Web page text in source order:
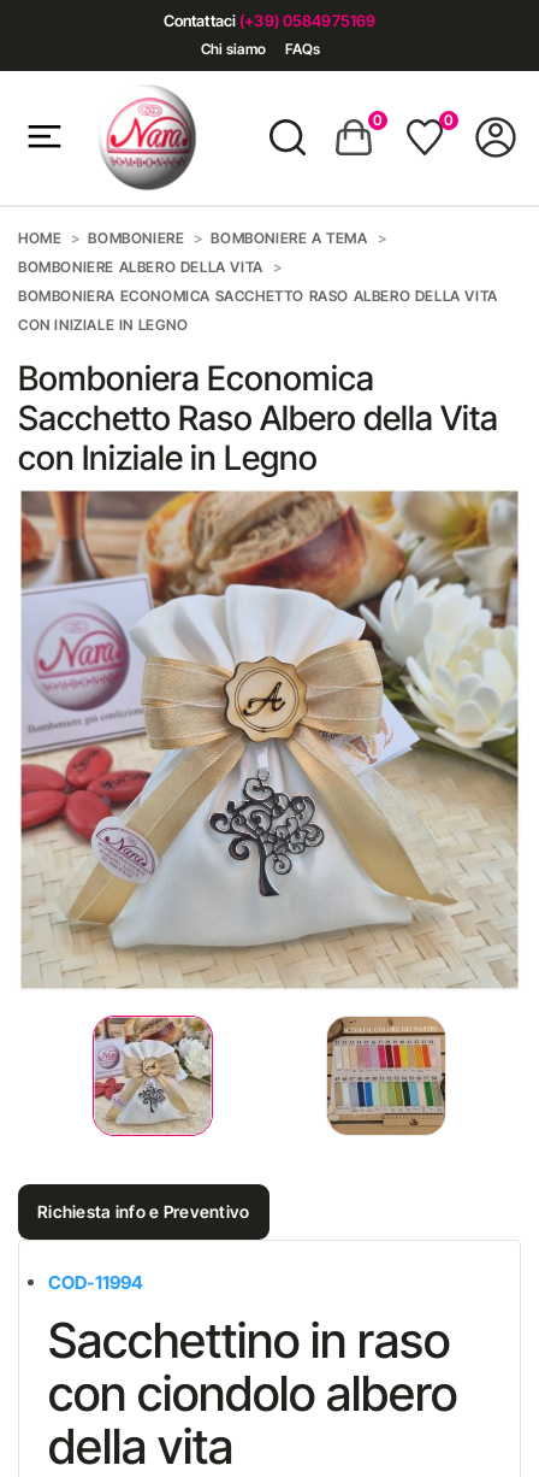
Contattaci (+39) 0584975169
Chi siamo FAQs
0 0
HOME BOMBONIERE
BOMBONIERE A TEMA
BOMBONIERE ALBERO DELLA VITA
BOMBONIERA ECONOMICA SACCHETTO RASO ALBERO DELLA VITA
CON INIZIALE IN LEGNO
Bomboniera Economica
Sacchetto Raso Albero della Vita
con Iniziale in Legno
Richiesta info e Preventivo
COD-11994
Sacchettino in raso
con ciondolo albero
della vita